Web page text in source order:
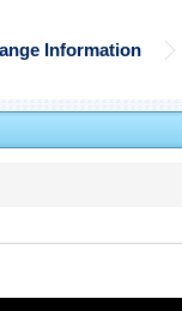
Information